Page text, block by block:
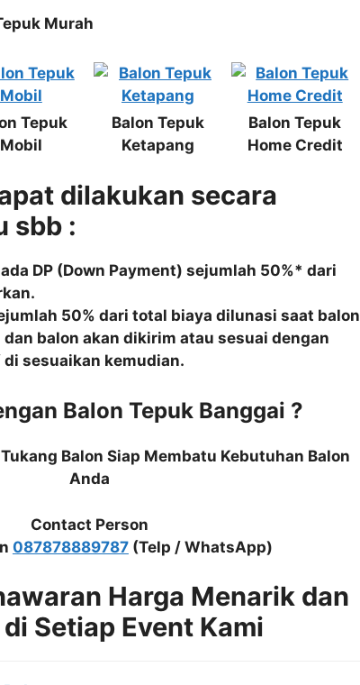
Murah
Tepuk
Mobil
Balon Tepuk
Ketapang
Balon Tepuk
Home Credit
dilakukan secara
sbb :
DP (Down Payment) sejumlah 50%* dari
50% dari total biaya dilunasi saat balon
balon akan dikirim atau sesuai dengan
sesuaikan kemudian.
Balon Tepuk Banggai ?
Balon Siap Membatu Kebutuhan Balon
Anda
Contact Person
087878889787(Telp / WhatsApp)
Harga Menarik dan
Setiap Event Kami